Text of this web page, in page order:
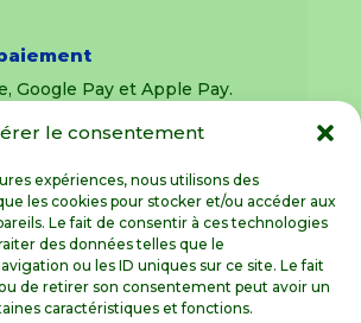
le consentement
expériences, nous utilisons des
les cookies pour stocker et/ou accéder aux
Le fait de consentir à ces technologies
des données telles que le
ou les ID uniques sur ce site. Le fait
de retirer son consentement peut avoir un
caractéristiques et fonctions.
Google Pay et Apple Pay.
8 jours pour les pièces
15 jours pour les outillages de
de stock disponible)